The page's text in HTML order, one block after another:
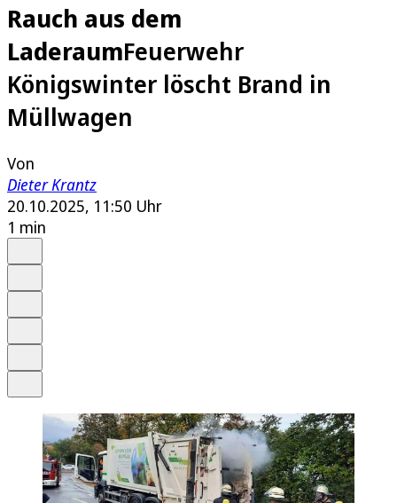
Rauch aus dem
LaderaumFeuerwehr
Königswinter löscht Brand in
Müllwagen
Von
Dieter Krantz
20.10.2025, 11:50 Uhr
1 min